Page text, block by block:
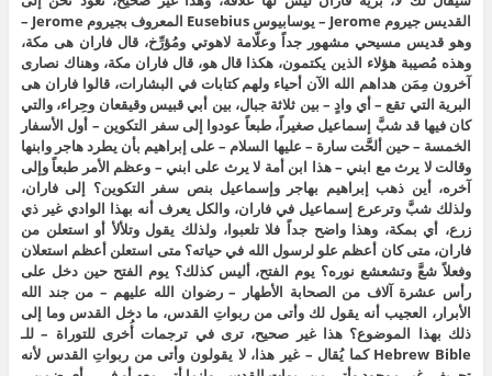
القديس جيروم Jerome – يوسابيوس Eusebius المعروف بجيروم Jerome –
وهو قديس مسيحي مشهور جداً وعلّامة لاهوتي ومُؤرِّخ، قال فاران هى مكة،
وهذه مُصيبة هؤلاء الذين يكتمون، هكذا قال هو، قال فاران مكة، وهناك نصارى
آخرون مِمَن هداهم الله الآن أحياء ولهم كتابات في البشارات، قالوا فاران هى
البرية التي تقع – أي وادٍ – بين ثلاثة جبال، بين أبي قبيس وقيقعان وحِراء، والتي
كان فيها قد شبَّ إسماعيل صغيراً، طبعاً عودوا إلى سفر التكوين – أول الأسفار
الخمسة – حين ألحَّت سارة – عليها السلام – على إبراهيم بأن يطرد هاجر وابنها
وقالت لا يرث مع ابني – هذا ابن أمة لا يرث على ابني – وعظم الأمر طبعاً وإلى
آخره، أين ذهب إبراهيم بهاجر وإسماعيل بنص سفر التكوين؟ إلى فاران،
ولذلك شبَّ وترعرع إسماعيل في فاران، والكل يعرف أنه بهذا الوادي غير ذي
زرع، أي بمكة، وهذا واضح جداً فلا تلعبوا، ولذلك يقول وتلألأ أو استعلن من
فاران، متى كان أعظم علو لرسول الله في حياته؟ متى استعلن أعظم استعلان
وفعلاً شعَّ وتشعشع نوره؟ يوم الفتح، أليس كذلك؟ يوم الفتح حين دخل على
رأس عشرة آلاف من الصحابة الأطهار – رضوان الله عليهم – من جند الله
الأبرار، العجيب أنه يقول لك وأتى من ربواتِ القدس، ما دخل القدس وما إلى
ذلك بهذا الموضوع؟ هذا غير صحيح، ترى في ترجمات أُخرى للتوراة – للـ
Hebrew Bible كما يُقال – غير هذا، لا يقولون وأتى من ربواتِ القدس لأنه